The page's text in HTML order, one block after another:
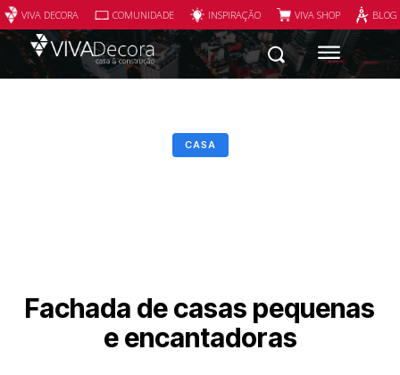
VIVA DECORA COMUNIDADE INSPIRAÇÃO VIVA SHOP
CASA
Fachada de casas pequenas
e encantadoras